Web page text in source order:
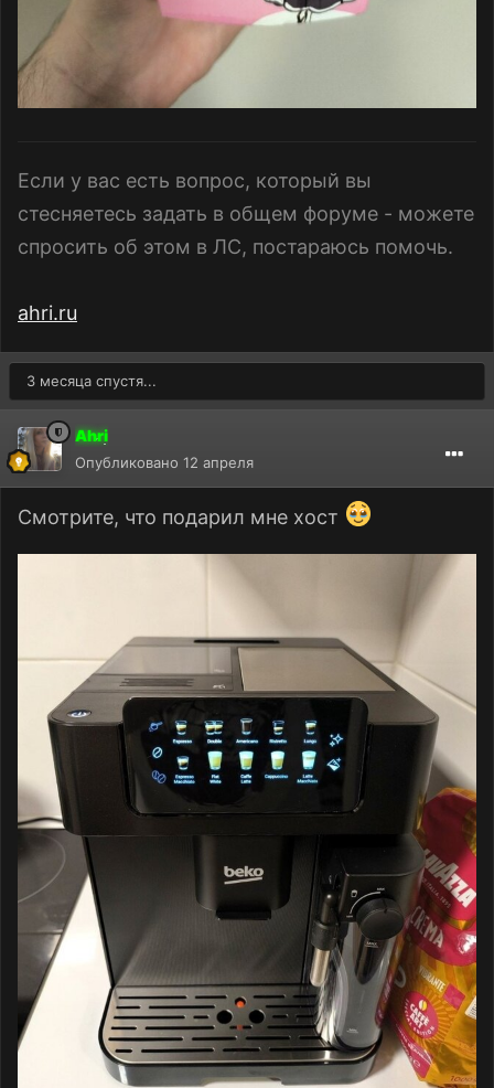
Если у вас есть вопрос, который вы
стесняетесь задать в общем форуме - можете
спросить об этом в ЛС, постараюсь помочь.
ahri.ru
3 месяца спустя...
Ahri
Опубликовано 12 апреля
Смотрите, что подарил мне хост